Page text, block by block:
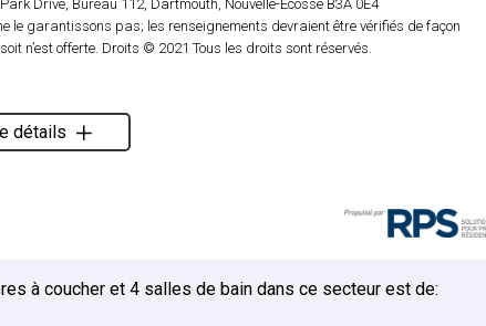
Drive, Bureau 112, Dartmouth, Nouvelle-Écosse B3A 0E4
le garantissons pas; les renseignements devraient être vérifiés de façon
n’est offerte. Droits © 2021 Tous les droits sont réservés.
détails
à coucher et 4 salles de bain dans ce secteur est de: